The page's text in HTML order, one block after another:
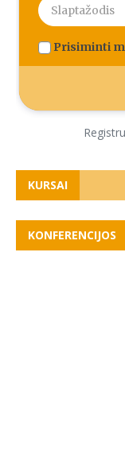
Prisiminti
KURSAI
KONFERENCIJOS